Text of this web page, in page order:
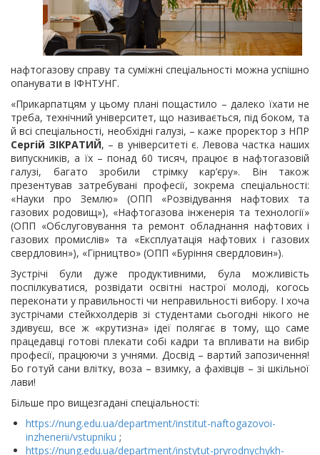
нафтогазову справу та суміжні спеціальності можна успішно
опанувати в ІФНТУНГ.
«Прикарпатцям у цьому плані пощастило – далеко їхати не
треба, технічний університет, що називається, під боком, та
й всі спеціальності, необхідні галузі, – каже проректор з НПР
Сергій ЗІКРАТИЙ, – в університеті є. Левова частка наших
випускників, а їх – понад 60 тисяч, працює в нафтогазовій
галузі, багато зробили стрімку кар’єру». Він також
презентував затребувані професії, зокрема спеціальності:
«Науки про Землю» (ОПП «Розвідування нафтових та
газових родовищ»), «Нафтогазова інженерія та технології»
(ОПП «Обслуговування та ремонт обладнання нафтових і
газових промислів» та «Експлуатація нафтових і газових
свердловин»), «Гірництво» (ОПП «Буріння свердловин»).
Зустрічі були дуже продуктивними, була можливість
поспілкуватися, розвідати освітні настрої молоді, когось
переконати у правильності чи неправильності вибору. І хоча
зустрічами стейкхолдерів зі студентами сьогодні нікого не
здивуєш, все ж «крутизна» ідеї полягає в тому, що саме
працедавці готові плекати собі кадри та впливати на вибір
професії, працюючи з учнями. Досвід – вартий запозичення!
Бо готуй сани влітку, воза – взимку, а фахівців – зі шкільної
лави!
Більше про вищезгадані спеціальності:
https://nung.edu.ua/department/institut-naftogazovoi-
inzhenerii/vstupniku ;
https://nung.edu.ua/department/instytut-pryrodnychykh-